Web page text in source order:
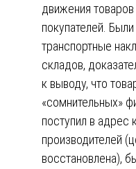
движения
покупателей.
транспортные
складов,
к выводу, что
«сомнительных»
поступил в адрес
производителей
восстановлена),